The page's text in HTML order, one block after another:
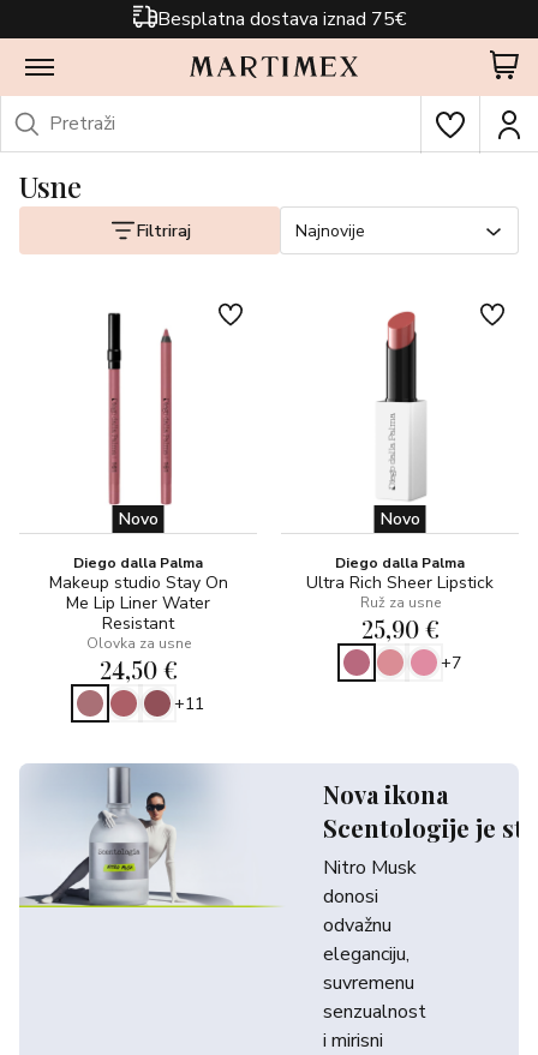
Besplatna dostava iznad 75€
Usne
Filtriraj Najnovije
Novo
Diego dalla Palma
Makeup studio Stay On
Me Lip Liner Water
Resistant
Olovka za usne
24,50 €
+11
Novo
Diego dalla Palma
Ultra Rich Sheer Lipstick
Ruž za usne
25,90 €
+7
Nova ikona
Scentologije je
Nitro Musk
donosi
odvažnu
eleganciju,
suvremenu
senzualnost
i mirisni